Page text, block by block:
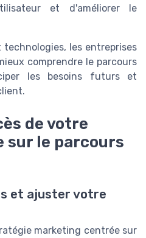
et d'améliorer le
les entreprises
comprendre le parcours
les besoins futurs et
de votre
sur le parcours
et ajuster votre
marketing centrée sur